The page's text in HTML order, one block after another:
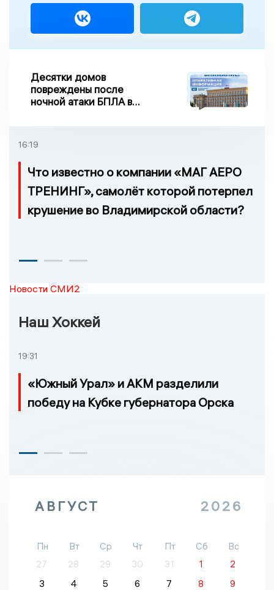
Десятки домов
повреждены после
ночной атаки БПЛА в
16:19
Что известно о компании «МАГ АЕРО
ТРЕНИНГ», самолёт которой потерпел
крушение во Владимирской области?
Новости СМИ2
Наш Хоккей
19:31
«Южный Урал» и АКМ разделили
победу на Кубке губернатора Орска
АВГУСТ 2026
Пн Вт Ср Чт Пт Сб
Вс
27
28 29 30 31 1
2
3
4 5 6 7 8
9